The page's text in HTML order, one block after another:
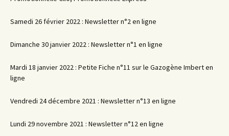
Samedi 26 février 2022 : Newsletter n°2 en ligne
Dimanche 30 janvier 2022 : Newsletter n°1 en ligne
Mardi 18 janvier 2022 : Petite Fiche n°11 sur le Gazogène Imbert en
ligne
Vendredi 24 décembre 2021 : Newsletter n°13 en ligne
Lundi 29 novembre 2021 : Newsletter n°12 en ligne